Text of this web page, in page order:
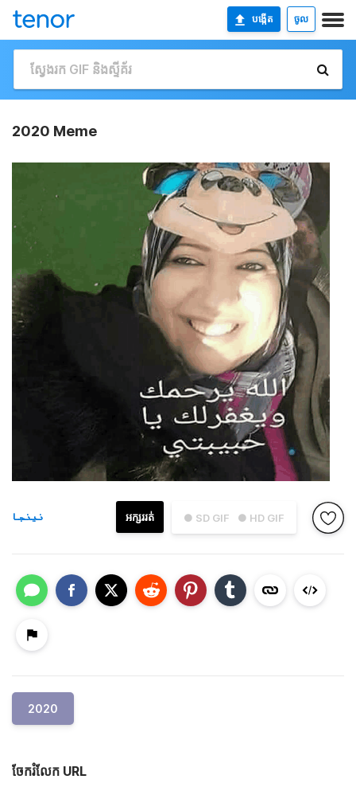
បង្កើត ចូល
2020 Meme
● SD GIF ● HD GIF
អក្សររត់ نينجا
2020
ចែករំលែក URL